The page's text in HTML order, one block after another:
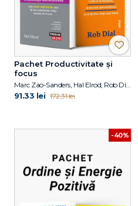
Pachet Productivitate și
focus
Marc Zao-Sanders, Hal Elrod, Rob Dial
91.33 lei 172.31 lei
-40%